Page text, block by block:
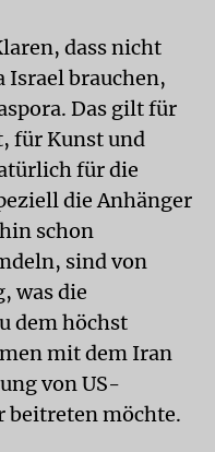
dass nicht
Israel brauchen,
Das gilt für
für Kunst und
für die
die Anhänger
schon
sind von
was die
dem höchst
mit dem Iran
von US-
beitreten möchte.